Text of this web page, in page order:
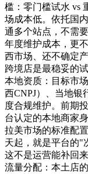
槛：零门槛试水 vs
场成本低。依托国
通多个站点，不需
年度维护成本，更
西市场、还不确定
跨境店是最稳妥的
本地资质：目标市
西CNPJ）、当地银
度合规维护。前期
台认定的本地商家
拉美市场的标准配
天起，就是平台的"
这不是运营能补回
流量分配：本土店